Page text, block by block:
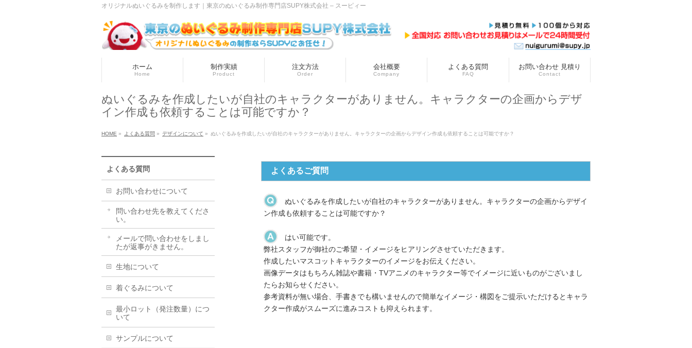
オリジナルぬいぐるみを制作します｜東京のぬいぐるみ制作専門店SUPY株式会社 – スーピィー
ホーム
Home
制作実績
Product
注文方法
Order
会社概要
Company
よくある質問
FAQ
お問い合わせ 見積り
Contact
ぬいぐるみを作成したいが自社のキャラクターがありません。キャラクターの企画からデザ
イン作成も依頼することは可能ですか？
HOME » よくある質問 » デザインについて » ぬいぐるみを作成したいが自社のキャラクターがありません。キャラクターの企画からデザイン作成も依頼することは可能ですか？
よくあるご質問
ぬいぐるみを作成したいが自社のキャラクターがありません。キャラクターの企画からデザイ
ン作成も依頼することは可能ですか？
はい可能です。
弊社スタッフが御社のご希望・イメージをヒアリングさせていただきます。
作成したいマスコットキャラクターのイメージをお伝えください。
画像データはもちろん雑誌や書籍・TVアニメのキャラクター等でイメージに近いものがございまし
たらお知らせください。
参考資料が無い場合、手書きでも構いませんので簡単なイメージ・構図をご提示いただけるとキャラ
クター作成がスムーズに進みコストも抑えられます。
よくある質問
お問い合わせについて
問い合わせ先を教えてくださ
い。
メールで問い合わせをしまし
たが返事がきません。
生地について
着ぐるみについて
最小ロット（発注数量）につ
いて
サンプルについて